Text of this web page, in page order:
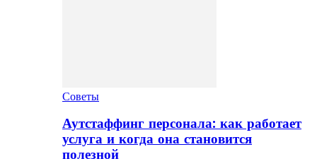
Советы
Аутстаффинг персонала: как работает
услуга и когда она становится
полезной